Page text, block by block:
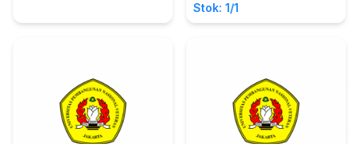
Stok: 1/1